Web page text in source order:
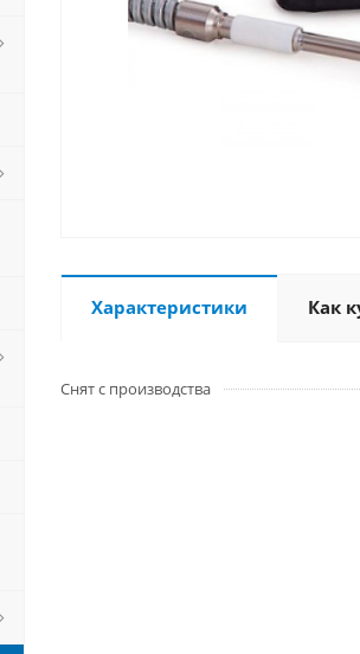
Характеристики Как
Снят с производства